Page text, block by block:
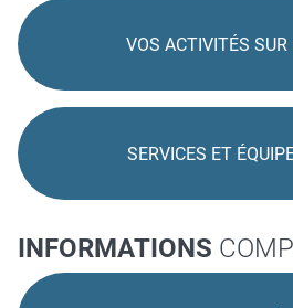
VOS ACTIVITÉS SUR
SERVICES ET
INFORMATIONS